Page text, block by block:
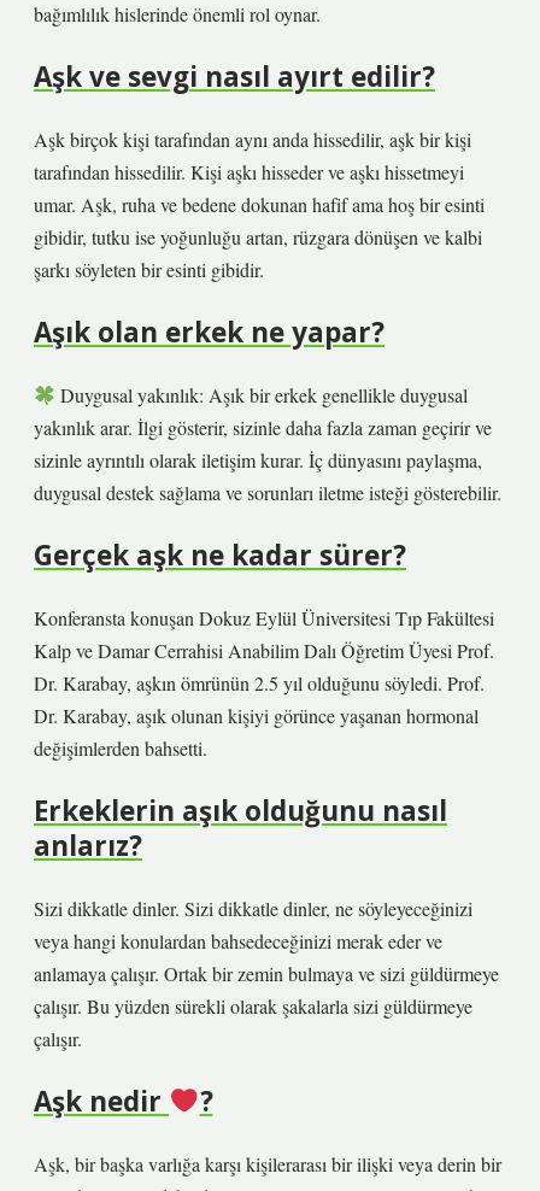
bağımlılık hislerinde önemli rol oynar.
Aşk ve sevgi nasıl ayırt edilir?
Aşk birçok kişi tarafından aynı anda hissedilir, aşk bir kişi
tarafından hissedilir. Kişi aşkı hisseder ve aşkı hissetmeyi
umar. Aşk, ruha ve bedene dokunan hafif ama hoş bir esinti
gibidir, tutku ise yoğunluğu artan, rüzgara dönüşen ve kalbi
şarkı söyleten bir esinti gibidir.
Aşık olan erkek ne yapar?
Duygusal yakınlık: Aşık bir erkek genellikle duygusal
yakınlık arar. İlgi gösterir, sizinle daha fazla zaman geçirir ve
sizinle ayrıntılı olarak iletişim kurar. İç dünyasını paylaşma,
duygusal destek sağlama ve sorunları iletme isteği gösterebilir.
Gerçek aşk ne kadar sürer?
Konferansta konuşan Dokuz Eylül Üniversitesi Tıp Fakültesi
Kalp ve Damar Cerrahisi Anabilim Dalı Öğretim Üyesi Prof.
Dr. Karabay, aşkın ömrünün 2.5 yıl olduğunu söyledi. Prof.
Dr. Karabay, aşık olunan kişiyi görünce yaşanan hormonal
değişimlerden bahsetti.
Erkeklerin aşık olduğunu nasıl
anlarız?
Sizi dikkatle dinler. Sizi dikkatle dinler, ne söyleyeceğinizi
veya hangi konulardan bahsedeceğinizi merak eder ve
anlamaya çalışır. Ortak bir zemin bulmaya ve sizi güldürmeye
çalışır. Bu yüzden sürekli olarak şakalarla sizi güldürmeye
çalışır.
Aşk nedir ?
Aşk, bir başka varlığa karşı kişilerarası bir ilişki veya derin bir